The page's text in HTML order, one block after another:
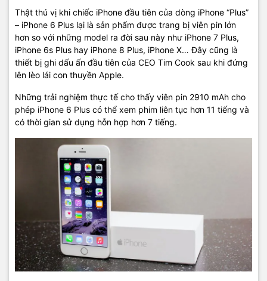
Thật thú vị khi chiếc iPhone đầu tiên của dòng iPhone “Plus”
– iPhone 6 Plus lại là sản phẩm được trang bị viên pin lớn
hơn so với những model ra đời sau này như iPhone 7 Plus,
iPhone 6s Plus hay iPhone 8 Plus, iPhone X… Đây cũng là
thiết bị ghi dấu ấn đầu tiên của CEO Tim Cook sau khi đứng
lên lèo lái con thuyền Apple.
Những trải nghiệm thực tế cho thấy viên pin 2910 mAh cho
phép iPhone 6 Plus có thể xem phim liên tục hơn 11 tiếng và
có thời gian sử dụng hỗn hợp hơn 7 tiếng.